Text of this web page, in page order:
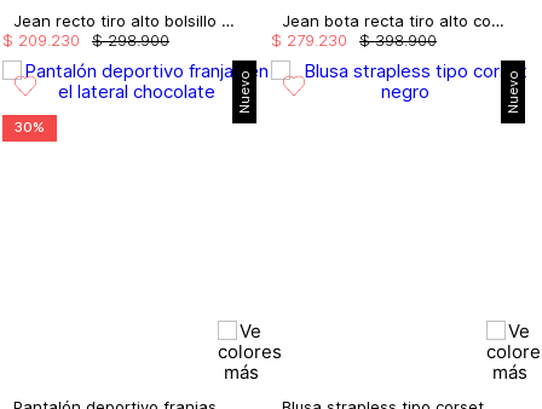
Jean recto tiro alto bolsillo en crochet
$ 298.900
$ 209 230
Jean bota recta tiro alto con bordado
$ 398.900
$ 279 230
Nuevo
30%
Nuevo